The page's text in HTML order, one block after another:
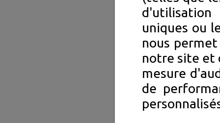
d'utilisation
uniques ou
nous
notre site et
mesure
de